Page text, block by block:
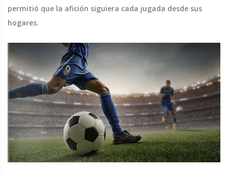
permitió que la afición siguiera cada jugada desde sus
hogares.